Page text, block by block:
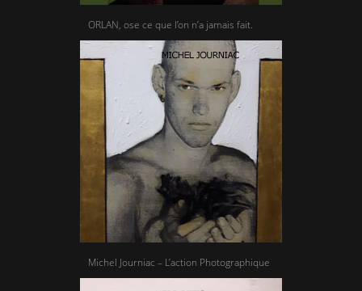
ORLAN, ose ce que l’on n’a jamais fait.
Michel Journiac – L’action Photographique